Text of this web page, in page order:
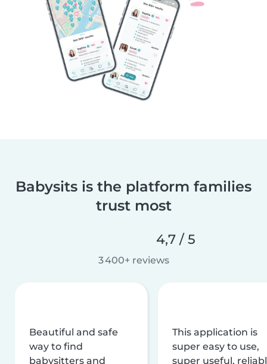
Babysits is the platform families
trust most
4,7 / 5
3 400+ reviews
Beautiful and safe
way to find
babysitters and
This application is
super easy to use,
super useful,